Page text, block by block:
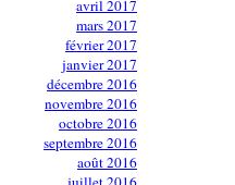
avril 2017
mars 2017
février 2017
janvier 2017
décembre 2016
novembre 2016
octobre 2016
septembre 2016
août 2016